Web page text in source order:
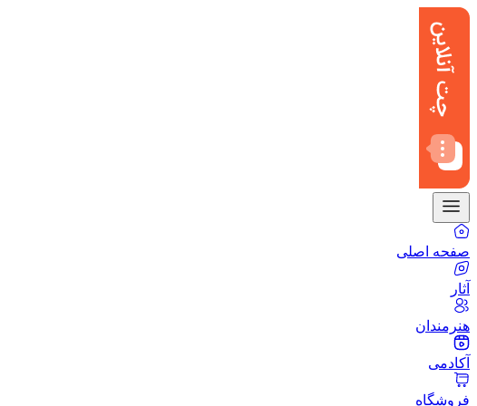
صفحه اصلی
آثار
هنرمندان
آکادمی
فروشگاه